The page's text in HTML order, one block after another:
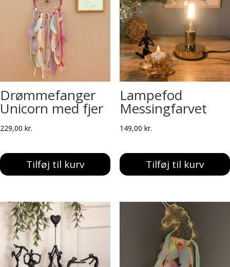
Drømmefanger
Unicorn med fjer
229,00 kr.
Tilføj til kurv
Lampefod
Messingfarvet
149,00 kr.
Tilføj til kurv